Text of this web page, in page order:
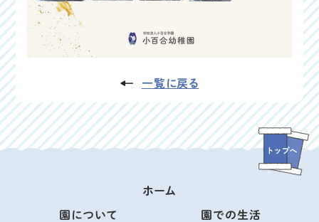
一覧に戻る
ホーム
園について 園での生活